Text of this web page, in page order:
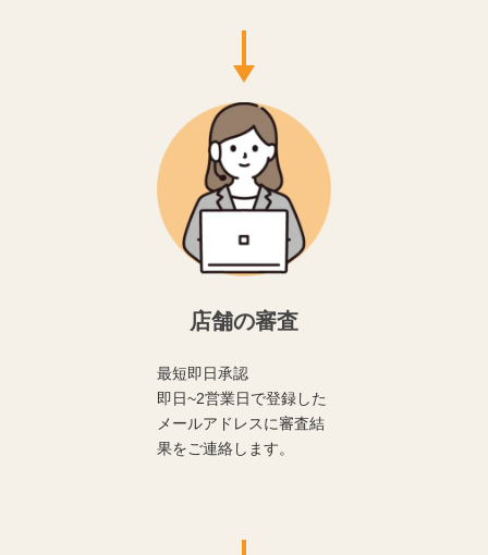
店舗の審査
最短即日承認
即日~2営業日で登録した
メールアドレスに審査結
果をご連絡します。